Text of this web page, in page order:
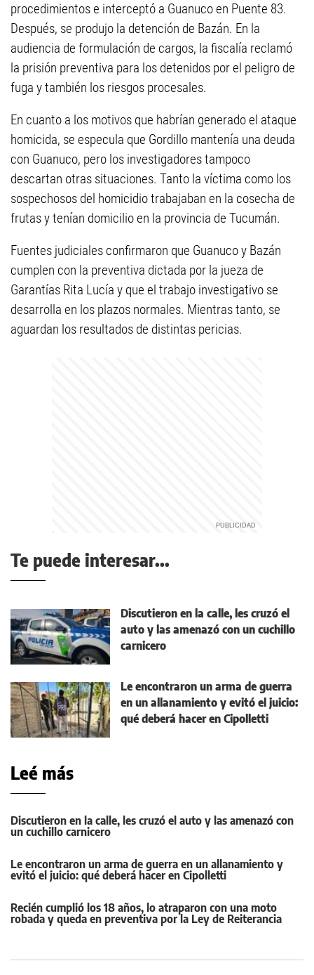
procedimientos e interceptó a Guanuco en Puente 83.
Después, se produjo la detención de Bazán. En la
audiencia de formulación de cargos, la fiscalía reclamó
la prisión preventiva para los detenidos por el peligro de
fuga y también los riesgos procesales.
En cuanto a los motivos que habrían generado el ataque
homicida, se especula que Gordillo mantenía una deuda
con Guanuco, pero los investigadores tampoco
descartan otras situaciones. Tanto la víctima como los
sospechosos del homicidio trabajaban en la cosecha de
frutas y tenían domicilio en la provincia de Tucumán.
Fuentes judiciales confirmaron que Guanuco y Bazán
cumplen con la preventiva dictada por la jueza de
Garantías Rita Lucía y que el trabajo investigativo se
desarrolla en los plazos normales. Mientras tanto, se
aguardan los resultados de distintas pericias.
Te puede interesar...
Discutieron en la calle, les cruzó el
auto y las amenazó con un cuchillo
carnicero
Le encontraron un arma de guerra
en un allanamiento y evitó el juicio:
qué deberá hacer en Cipolletti
Leé más
Discutieron en la calle, les cruzó el auto y las amenazó con
un cuchillo carnicero
Le encontraron un arma de guerra en un allanamiento y
evitó el juicio: qué deberá hacer en Cipolletti
Recién cumplió los 18 años, lo atraparon con una moto
robada y queda en preventiva por la Ley de Reiterancia